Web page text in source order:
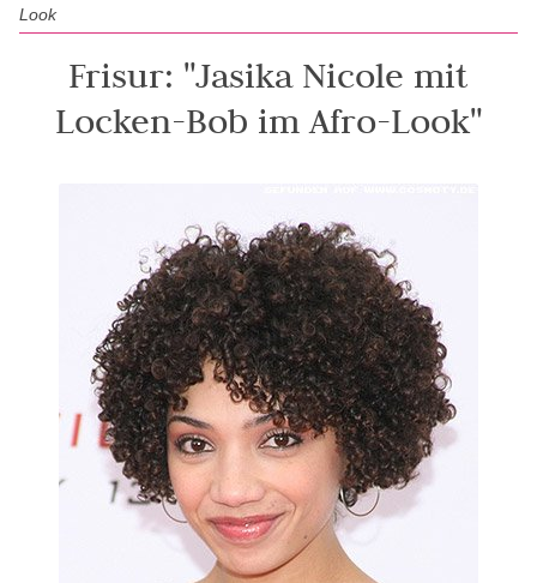
Look
Frisur: "Jasika Nicole mit
Locken-Bob im Afro-Look"